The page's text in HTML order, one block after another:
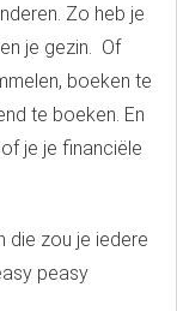
Zo heb je
je gezin. Of
boeken te
te boeken. En
je je financiële
die zou je iedere
peasy